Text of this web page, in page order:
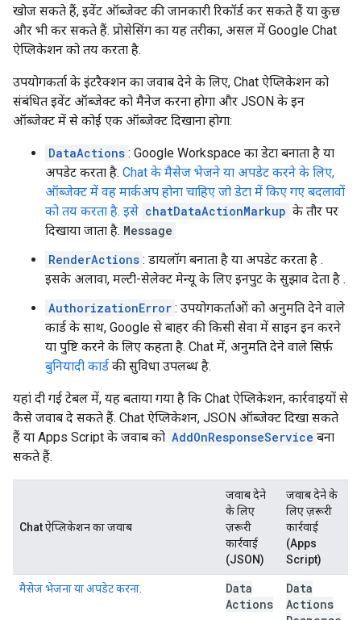
खोज सकते हैं, इवेंट ऑब्जेक्ट की जानकारी रिकॉर्ड कर सकते हैं या कुछ
और भी कर सकते हैं. प्रोसेसिंग का यह तरीका, असल में Google Chat
ऐप्लिकेशन को तय करता है.
उपयोगकर्ता के इंटरैक्शन का जवाब देने के लिए, Chat ऐप्लिकेशन को
संबंधित इवेंट ऑब्जेक्ट को मैनेज करना होगा और JSON के इन
ऑब्जेक्ट में से कोई एक ऑब्जेक्ट दिखाना होगा:
DataActions : Google Workspace का डेटा बनाता है या
अपडेट करता है. Chat के मैसेज भेजने या अपडेट करने के लिए,
ऑब्जेक्ट में वह मार्कअप होना चाहिए जो डेटा में किए गए बदलावों
को तय करता है. इसे chatDataActionMarkup के तौर पर
दिखाया जाता है. Message
RenderActions : डायलॉग बनाता है या अपडेट करता है .
इसके अलावा, मल्टी-सेलेक्ट मेन्यू के लिए इनपुट के सुझाव देता है .
AuthorizationError : उपयोगकर्ताओं को अनुमति देने वाले
कार्ड के साथ, Google से बाहर की किसी सेवा में साइन इन करने
या पुष्टि करने के लिए कहता है. Chat में, अनुमति देने वाले सिर्फ़
बुनियादी कार्ड की सुविधा उपलब्ध है.
यहां दी गई टेबल में, यह बताया गया है कि Chat ऐप्लिकेशन, कार्रवाइयों से
कैसे जवाब दे सकते हैं. Chat ऐप्लिकेशन, JSON ऑब्जेक्ट दिखा सकते
हैं या Apps Script के जवाब को AddOnResponseService बना
सकते हैं.
Chat ऐप्लिकेशन का जवाब
जवाब देने
के लिए
ज़रूरी
कार्रवाई
(JSON)
जवाब देने के
लिए ज़रूरी
कार्रवाई
(Apps
Script)
मैसेज भेजना या अपडेट करना
Data
Actions
Data
Actions